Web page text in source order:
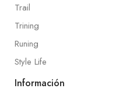
Trail
Trining
Runing
Style Life
Información